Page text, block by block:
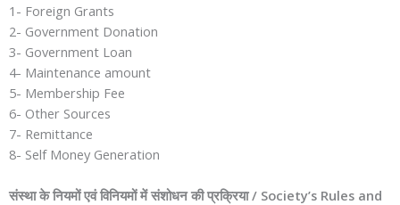
1- Foreign Grants
2- Government Donation
3- Government Loan
4- Maintenance amount
5- Membership Fee
6- Other Sources
7- Remittance
8- Self Money Generation
संस्था के नियमों एवं विनियमों में संशोधन की प्रक्रिया / Society’s Rules and